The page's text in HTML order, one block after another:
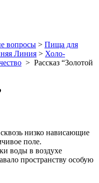
вопросы > Пища для
Линия > Холо-
> Рассказ “Золотой
низко нависающие
поле.
воды в воздухе
пространству особую